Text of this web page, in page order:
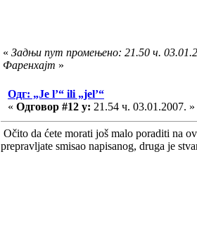
« Задњи пут промењено: 21.50 ч.
Фаренхајт »
Одг: „Je l’“ ili „jel’“
« Одговор #12 у: 21.54 ч. 03.01.2007. »
Očito da ćete morati još malo poraditi na
prepravljate smisao napisanog, druga je